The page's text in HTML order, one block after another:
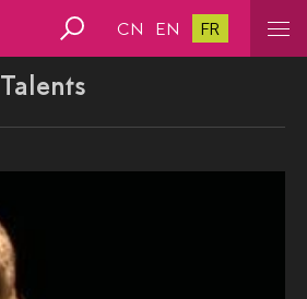
CN EN FR
Talents